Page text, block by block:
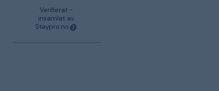
Verifierat -
insamlat av
Staypro.no